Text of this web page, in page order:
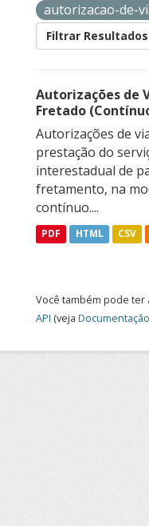
autorizacao-de-
Filtrar Resultados
Autorizações de
Fretado
Autorizações de
prestação do
interestadual de
fretamento, na
contínuo....
PDF HTML CSV
Você também pode
API (veja